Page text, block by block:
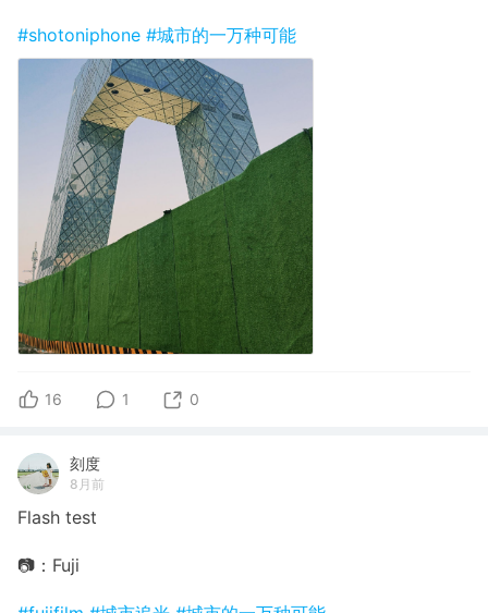
#shotoniphone #城市的一万种可能
16 1 0
刻度
8月前
Flash test
📷：Fuji